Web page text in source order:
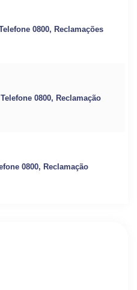
0800, Reclamações
0800, Reclamação
0800, Reclamação